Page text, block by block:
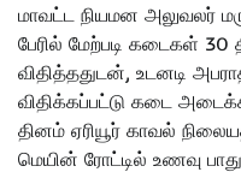
மாவட்ட நியமன அலுவலர்
பேரில் மேற்படி கடைகள்
விதித்ததுடன், உடனடி
விதிக்கப்பட்டு கடை
தினம் ஏரியூர் காவல்
மெயின் ரோட்டில் உணவு